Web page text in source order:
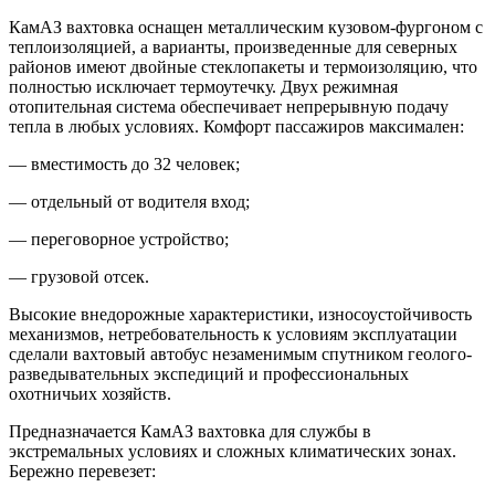
КамАЗ вахтовка оснащен металлическим кузовом-фургоном с
теплоизоляцией, а варианты, произведенные для северных
районов имеют двойные стеклопакеты и термоизоляцию, что
полностью исключает термоутечку. Двух режимная
отопительная система обеспечивает непрерывную подачу
тепла в любых условиях. Комфорт пассажиров максимален:
— вместимость до 32 человек;
— отдельный от водителя вход;
— переговорное устройство;
— грузовой отсек.
Высокие внедорожные характеристики, износоустойчивость
механизмов, нетребовательность к условиям эксплуатации
сделали вахтовый автобус незаменимым спутником геолого-
разведывательных экспедиций и профессиональных
охотничьих хозяйств.
Предназначается КамАЗ вахтовка для службы в
экстремальных условиях и сложных климатических зонах.
Бережно перевезет: